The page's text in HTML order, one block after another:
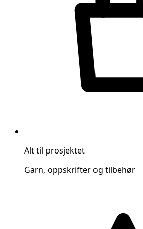
Alt til prosjektet
Garn, oppskrifter og tilbehør